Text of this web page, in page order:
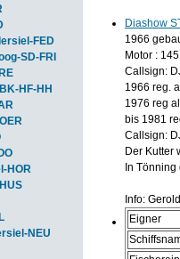
FED
SD-FRI
HF-HH
HOR
NEU
Diashow
1966
Motor :
Callsign:
1966 reg.
1976 reg
bis 1981
Callsign:
Der Kutter
In
Info:
Eigner